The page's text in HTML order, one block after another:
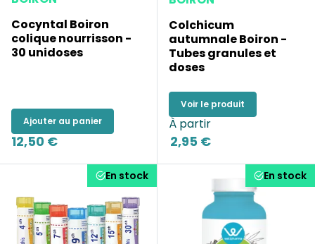
Cocyntal Boiron
colique nourrisson -
30 unidoses
Ajouter au panier
12,50 €
Colchicum
autumnale Boiron -
Tubes granules et
doses
Voir le produit
À partir
2,95 €
En stock En stock